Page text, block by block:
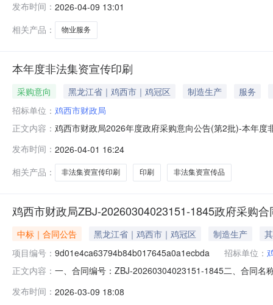
度需满足的要求:物业服务第三年度预计采购时间：
发布时间： 2026-04-09 13:01
相关产品：
物业服务
本年度非法集资宣传印刷
采购意向 黑龙江省｜鸡西市｜鸡冠区 制造生产
服务
招标单位： 鸡西市财政局
正文内容： 鸡西市财政局2026年度政府采购意向公告(第2批)-本年
标:2026年度非法集资宣传品需满足的要求:2026年度非
况
发布时间： 2026-04-01 16:24
相关产品：
非法集资宣传印刷 印刷 非法集资宣传品
鸡西市财政局ZBJ-20260304023151-1845政府采购合
中标｜合同公告 黑龙江省｜鸡西市｜鸡冠区 制造生产
项目编号： 9d01e4ca63794b84b017645a0a1ecbda 招标单位：
正文内容： 一、合同编号：ZBJ-20260304023151-1845二、合同
式：04672379077六、合同主要信息主要标的：序号名
发布时间： 2026-03-09 18:08